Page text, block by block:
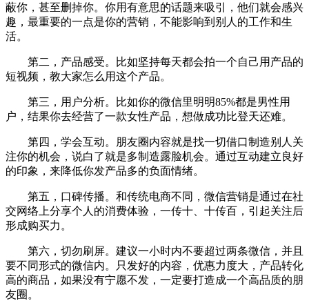
蔽你，甚至删掉你。你用有意思的话题来吸引，他们就会感兴
趣，最重要的一点是你的营销，不能影响到别人的工作和生
活。
第二，产品感受。比如坚持每天都会拍一个自己用产品的
短视频，教大家怎么用这个产品。
第三，用户分析。比如你的微信里明明85%都是男性用
户，结果你去经营了一款女性产品，想做成功比登天还难。
第四，学会互动。朋友圈内容就是找一切借口制造别人关
注你的机会，说白了就是多制造露脸机会。通过互动建立良好
的印象，来降低你发产品多的负面情绪。
第五，口碑传播。和传统电商不同，微信营销是通过在社
交网络上分享个人的消费体验，一传十、十传百，引起关注后
形成购买力。
第六，切勿刷屏。建议一小时内不要超过两条微信，并且
要不同形式的微信内。只发好的内容，优惠力度大，产品转化
高的商品，如果没有宁愿不发，一定要打造成一个高品质的朋
友圈。